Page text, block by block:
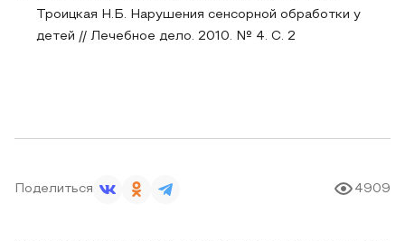
Троицкая Н.Б. Нарушения сенсорной обработки у
детей // Лечебное дело. 2010. № 4. С. 2
Поделиться 4909